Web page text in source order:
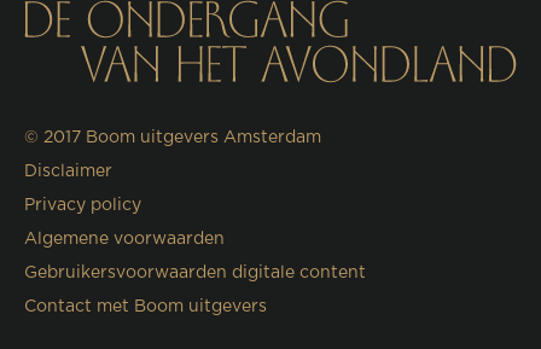
© 2017 Boom uitgevers Amsterdam
Disclaimer
Privacy policy
Algemene voorwaarden
Gebruikersvoorwaarden digitale content
Contact met Boom uitgevers